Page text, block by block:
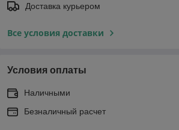
Доставка курьером
Все условия доставки
Условия оплаты
Наличными
Безналичный расчет